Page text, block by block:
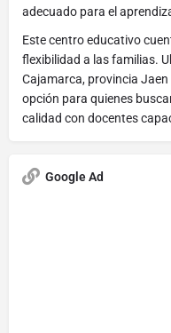
adecuado para el
Este centro educativo
flexibilidad a las familias.
Cajamarca, provincia
opción para quienes
calidad con docentes
Google Ad